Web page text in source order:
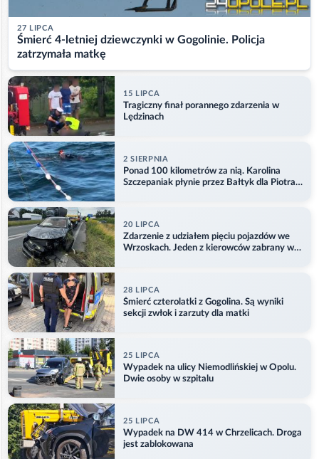
27 LIPCA
Śmierć 4-letniej dziewczynki w Gogolinie. Policja
zatrzymała matkę
15 LIPCA
Tragiczny finał porannego zdarzenia w
Lędzinach
2 SIERPNIA
Ponad 100 kilometrów za nią. Karolina
Szczepaniak płynie przez Bałtyk dla Piotra.
20 LIPCA
Zdarzenie z udziałem pięciu pojazdów we
Wrzoskach. Jeden z kierowców zabrany w
28 LIPCA
Śmierć czterolatki z Gogolina. Są wyniki
sekcji zwłok i zarzuty dla matki
25 LIPCA
Wypadek na ulicy Niemodlińskiej w Opolu.
Dwie osoby w szpitalu
25 LIPCA
Wypadek na DW 414 w Chrzelicach. Droga
jest zablokowana